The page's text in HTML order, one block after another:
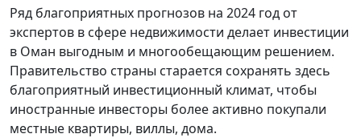
Ряд благоприятных прогнозов на 2024 год от
экспертов в сфере недвижимости делает инвестиции
в Оман выгодным и многообещающим решением.
Правительство страны старается сохранять здесь
благоприятный инвестиционный климат, чтобы
иностранные инвесторы более активно покупали
местные квартиры, виллы, дома.